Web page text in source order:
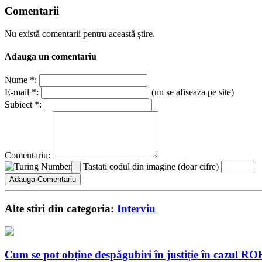
Comentarii
Nu există comentarii pentru această știre.
Adauga un comentariu
Nume *:
E-mail *:
(nu se afiseaza pe site)
Subiect *:
Comentariu:
Tastati codul din imagine (doar cifre)
Alte stiri din categoria: Interviu
Cum se pot obține despăgubiri în justiție în cazul